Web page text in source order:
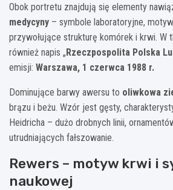
Obok portretu znajdują się elementy
medycyny – symbole laboratoryjne,
przywołujące strukturę komórek i krwi. W
również napis „Rzeczpospolita Polska
emisji: Warszawa, 1 czerwca 1988 r.
Dominujące barwy awersu to oliwkowa
brązu i beżu. Wzór jest gęsty,
Heidricha – dużo drobnych linii,
utrudniających fałszowanie.
Rewers – motyw krwi i
naukowej